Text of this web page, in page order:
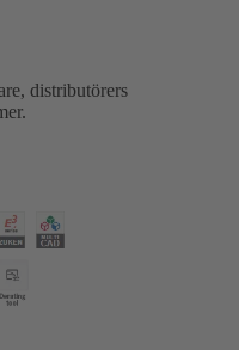
distributörers